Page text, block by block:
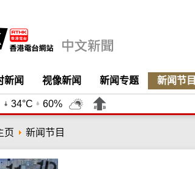
新闻 视像新闻 新闻专题 新闻节目
34°C 60%
页 新闻节目